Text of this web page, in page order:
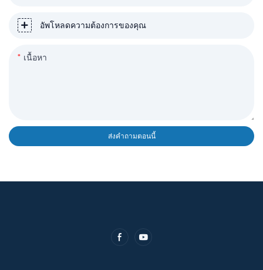
อัพโหลดความต้องการของคุณ
เนื้อหา
ส่งคำถามตอนนี้